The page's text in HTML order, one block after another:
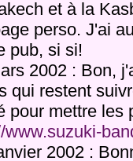
et à la
perso. J'ai
pub, si si!
2002 : Bon,
qui restent
pour mettre les
www.suzuki-
2002 :